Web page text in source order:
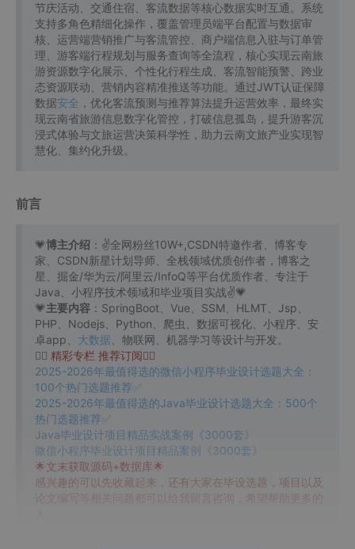
节庆活动、交通住宿、客流数据等核心数据实时互通。系统
支持多角色精细化操作，覆盖管理员端平台配置与数据审
核、运营端营销推广与客流管控、商户端信息入驻与订单管
理、游客端行程规划与服务查询等全流程，核心实现云南旅
游资源数字化展示、个性化行程生成、客流智能预警、跨业
态资源联动、营销内容精准推送等功能。通过JWT认证保障
数据安全 ，优化客流预测与推荐算法提升运营效率，最终实
现云南省旅游信息数字化管控，打破信息孤岛，提升游客沉
浸式体验与文旅运营决策科学性，助力云南文旅产业实现智
慧化、集约化升级。
前言
💗博主介绍 ：✌全网粉丝10W+,CSDN特邀作者、博客专
家、CSDN新星计划导师、全栈领域优质创作者，博客之
星、掘金/华为云/阿里云/InfoQ等平台优质作者、专注于
Java、小程序技术领域和毕业项目实战✌💗
💗主要内容 ：SpringBoot、Vue、SSM、HLMT、Jsp、
PHP、Nodejs、Python、爬虫、数据可视化、小程序、安
卓app、 大数据 、物联网、机器学习等设计与开发。
👇🏻 精彩专栏 推荐订阅👇🏻
2025-2026年最值得选的微信小程序毕业设计选题大全：
100个热门选题推荐✅
2025-2026年最值得选的Java毕业设计选题大全：500个
热门选题推荐✅
Java毕业设计项目精品实战案例《3000套》
微信小程序毕业设计项目精品案例《3000套》
🌟文末获取源码+数据库🌟
感兴趣的可以先收藏起来，还有大家在毕设选题，项目以及
论文编写等相关问题都可以给我留言咨询，希望帮助更多的